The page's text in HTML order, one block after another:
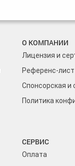
О КОМПАНИИ
Лицензия и
Референс-лист
Спонсорская и
Политика
СЕРВИС
Оплата